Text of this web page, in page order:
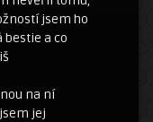
jsem ho
bestie a co
na ní
jej